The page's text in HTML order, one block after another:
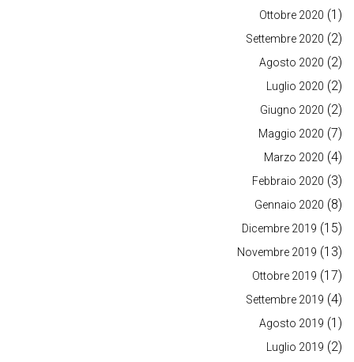
Ottobre 2020 (1)
Settembre 2020 (2)
Agosto 2020 (2)
Luglio 2020 (2)
Giugno 2020 (2)
Maggio 2020 (7)
Marzo 2020 (4)
Febbraio 2020 (3)
Gennaio 2020 (8)
Dicembre 2019 (15)
Novembre 2019 (13)
Ottobre 2019 (17)
Settembre 2019 (4)
Agosto 2019 (1)
Luglio 2019 (2)